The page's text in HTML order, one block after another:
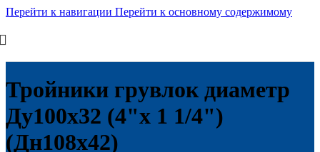
Перейти к навигации Перейти к основному содержимому
Тройники грувлок диаметр
Ду100х32 (4"х 1 1/4")
(Дн108х42)